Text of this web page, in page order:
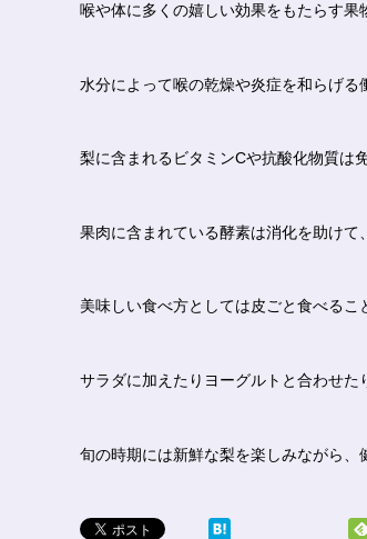
喉や体に多くの嬉しい効果をもたらす果
水分によって喉の乾燥や炎症を和らげる
梨に含まれるビタミンCや抗酸化物質は
果肉に含まれている酵素は消化を助けて
美味しい食べ方としては皮ごと食べるこ
サラダに加えたりヨーグルトと合わせた
旬の時期には新鮮な梨を楽しみながら、